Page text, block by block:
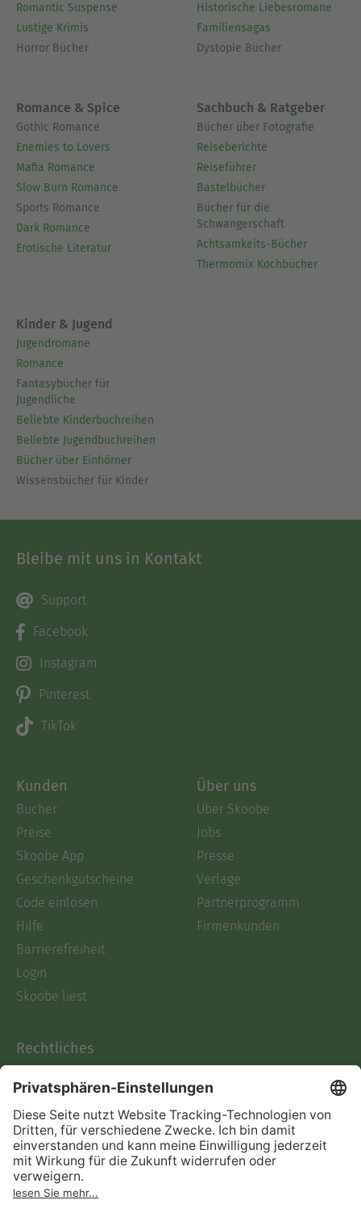
Romantic Suspense
Lustige Krimis
Horror Bücher
Historische Liebesromane
Familiensagas
Dystopie Bücher
Romance & Spice
Gothic Romance
Enemies to Lovers
Mafia Romance
Slow Burn Romance
Sports Romance
Dark Romance
Erotische Literatur
Sachbuch & Ratgeber
Bücher über Fotografie
Reiseberichte
Reiseführer
Bastelbücher
Bücher für die
Schwangerschaft
Achtsamkeits-Bücher
Thermomix Kochbücher
Kinder & Jugend
Jugendromane
Romance
Fantasybücher für
Jugendliche
Beliebte Kinderbuchreihen
Beliebte Jugendbuchreihen
Bücher über Einhörner
Wissensbücher für Kinder
Bleibe mit uns in Kontakt
Support
Facebook
Instagram
Pinterest
TikTok
Kunden
Bücher
Preise
Skoobe App
Geschenkgutscheine
Code einlösen
Hilfe
Barrierefreiheit
Login
Skoobe liest
Über uns
Über Skoobe
Jobs
Presse
Verlage
Partnerprogramm
Firmenkunden
Rechtliches
AGB
Informationen nach Data
Act
Verträge hier kündigen
Impressum